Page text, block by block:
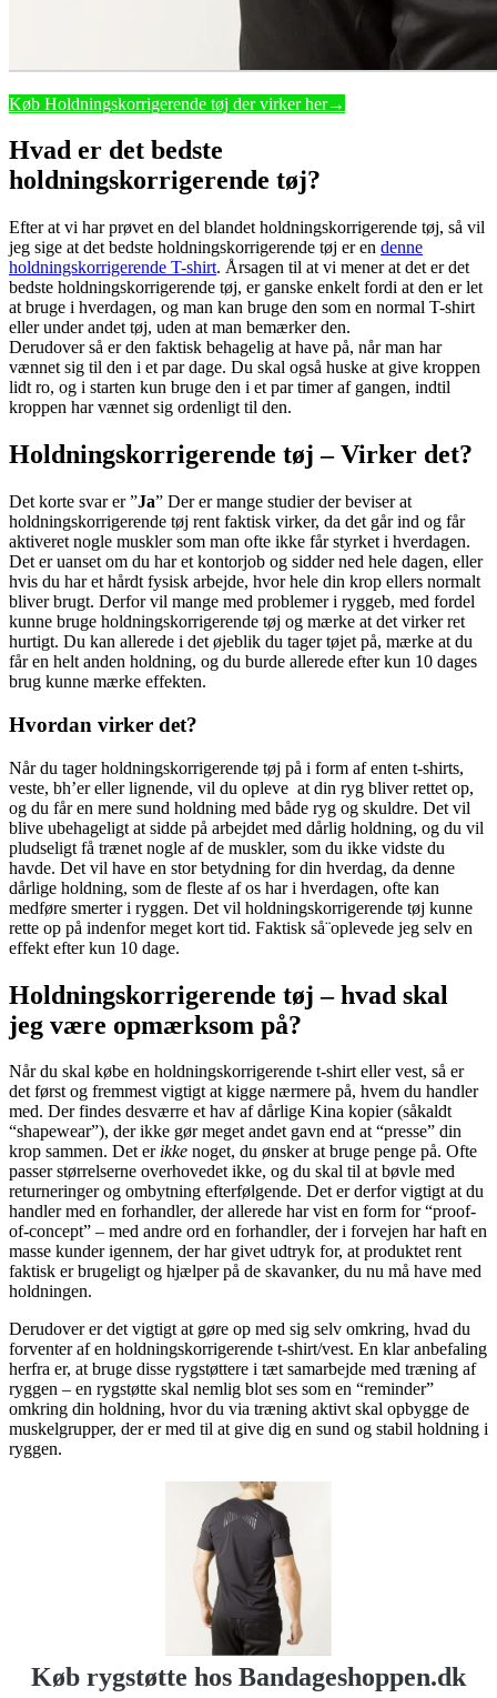
Køb Holdningskorrigerende tøj der virker her→
Hvad er det bedste
holdningskorrigerende tøj?
Efter at vi har prøvet en del blandet holdningskorrigerende tøj, så vil
jeg sige at det bedste holdningskorrigerende tøj er en denne
holdningskorrigerende T-shirt. Årsagen til at vi mener at det er det
bedste holdningskorrigerende tøj, er ganske enkelt fordi at den er let
at bruge i hverdagen, og man kan bruge den som en normal T-shirt
eller under andet tøj, uden at man bemærker den.
Derudover så er den faktisk behagelig at have på, når man har
vænnet sig til den i et par dage. Du skal også huske at give kroppen
lidt ro, og i starten kun bruge den i et par timer af gangen, indtil
kroppen har vænnet sig ordenligt til den.
Holdningskorrigerende tøj – Virker det?
Det korte svar er ”Ja” Der er mange studier der beviser at
holdningskorrigerende tøj rent faktisk virker, da det går ind og får
aktiveret nogle muskler som man ofte ikke får styrket i hverdagen.
Det er uanset om du har et kontorjob og sidder ned hele dagen, eller
hvis du har et hårdt fysisk arbejde, hvor hele din krop ellers normalt
bliver brugt. Derfor vil mange med problemer i ryggeb, med fordel
kunne bruge holdningskorrigerende tøj og mærke at det virker ret
hurtigt. Du kan allerede i det øjeblik du tager tøjet på, mærke at du
får en helt anden holdning, og du burde allerede efter kun 10 dages
brug kunne mærke effekten.
Hvordan virker det?
Når du tager holdningskorrigerende tøj på i form af enten t-shirts,
veste, bh’er eller lignende, vil du opleve at din ryg bliver rettet op,
og du får en mere sund holdning med både ryg og skuldre. Det vil
blive ubehageligt at sidde på arbejdet med dårlig holdning, og du vil
pludseligt få trænet nogle af de muskler, som du ikke vidste du
havde. Det vil have en stor betydning for din hverdag, da denne
dårlige holdning, som de fleste af os har i hverdagen, ofte kan
medføre smerter i ryggen. Det vil holdningskorrigerende tøj kunne
rette op på indenfor meget kort tid. Faktisk så¨oplevede jeg selv en
effekt efter kun 10 dage.
Holdningskorrigerende tøj – hvad skal
jeg være opmærksom på?
Når du skal købe en holdningskorrigerende t-shirt eller vest, så er
det først og fremmest vigtigt at kigge nærmere på, hvem du handler
med. Der findes desværre et hav af dårlige Kina kopier (såkaldt
“shapewear”), der ikke gør meget andet gavn end at “presse” din
krop sammen. Det er ikke noget, du ønsker at bruge penge på. Ofte
passer størrelserne overhovedet ikke, og du skal til at bøvle med
returneringer og ombytning efterfølgende. Det er derfor vigtigt at du
handler med en forhandler, der allerede har vist en form for “proof-
of-concept” – med andre ord en forhandler, der i forvejen har haft en
masse kunder igennem, der har givet udtryk for, at produktet rent
faktisk er brugeligt og hjælper på de skavanker, du nu må have med
holdningen.
Derudover er det vigtigt at gøre op med sig selv omkring, hvad du
forventer af en holdningskorrigerende t-shirt/vest. En klar anbefaling
herfra er, at bruge disse rygstøttere i tæt samarbejde med træning af
ryggen – en rygstøtte skal nemlig blot ses som en “reminder”
omkring din holdning, hvor du via træning aktivt skal opbygge de
muskelgrupper, der er med til at give dig en sund og stabil holdning i
ryggen.
Køb rygstøtte hos Bandageshoppen.dk